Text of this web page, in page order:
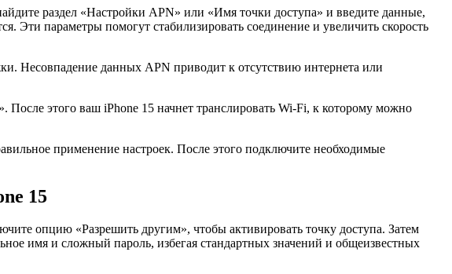
раздел «Настройки APN» или «Имя точки доступа» и введите данные,
Эти параметры помогут стабилизировать соединение и увеличить скорость
Несовпадение данных APN приводит к отсутствию интернета или
этого ваш iPhone 15 начнет транслировать Wi-Fi, к которому можно
применение настроек. После этого подключите необходимые
15
опцию «Разрешить другим», чтобы активировать точку доступа. Затем
имя и сложный пароль, избегая стандартных значений и общеизвестных